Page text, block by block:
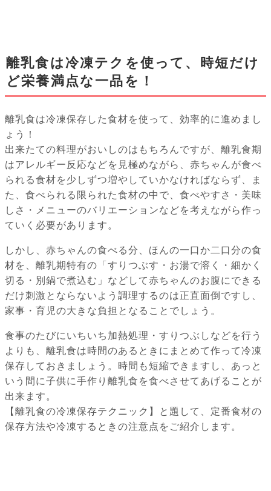
離乳食は冷凍テクを使って、時短だけ
ど栄養満点な一品を！
離乳食は冷凍保存した食材を使って、効率的に進めまし
ょう！
出来たての料理がおいしのはもちろんですが、離乳食期
はアレルギー反応などを見極めながら、赤ちゃんが食べ
られる食材を少しずつ増やしていかなければならず、ま
た、食べられる限られた食材の中で、食べやすさ・美味
しさ・メニューのバリエーションなどを考えながら作っ
ていく必要があります。
しかし、赤ちゃんの食べる分、ほんの一口か二口分の食
材を、離乳期特有の「すりつぶす・お湯で溶く・細かく
切る・別鍋で煮込む」などして赤ちゃんのお腹にできる
だけ刺激とならないよう調理するのは正直面倒ですし、
家事・育児の大きな負担となることでしょう。
食事のたびにいちいち加熱処理・すりつぶしなどを行う
よりも、離乳食は時間のあるときにまとめて作って冷凍
保存しておきましょう。時間も短縮できますし、あっと
いう間に子供に手作り離乳食を食べさせてあげることが
出来ます。
【離乳食の冷凍保存テクニック】と題して、定番食材の
保存方法や冷凍するときの注意点をご紹介します。